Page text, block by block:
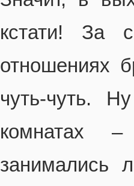
кстати! За
отношениях
чуть-чуть.
комнатах
занимались